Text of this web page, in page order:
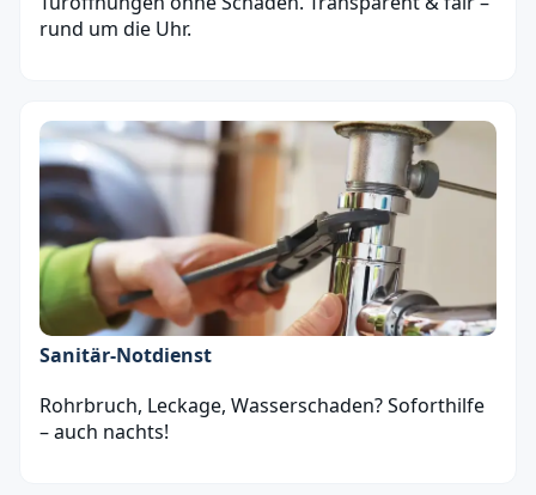
rund um die Uhr.
Sanitär‑Notdienst
Rohrbruch, Leckage, Wasserschaden? Soforthilfe
– auch nachts!